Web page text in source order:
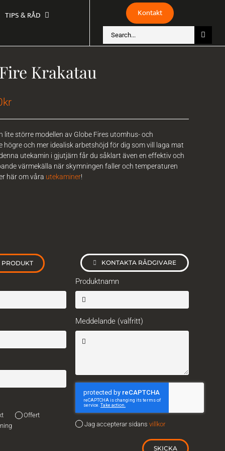
TIPS & RÅD Kontakt
Krakatau
kr
lite större modellen av Globe Fires utomhus- och
högre och mer idealisk arbetshöjd för dig som vill laga mat
utekamin i gjutjärn får du såklart även en effektiv och
värmekälla när skymningen faller och temperaturen
här om våra utekaminer!
PRODUKT KONTAKTA RÅDGIVARE
Offert
Produktnamn
Meddelande (valfritt)
Jag accepterar sidans villkor
SKICKA